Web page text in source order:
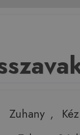
Zuhany ,